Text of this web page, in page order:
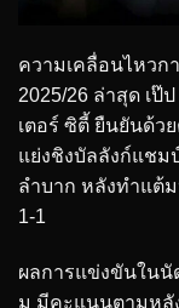
ความเคลื่อนไหวก
2025/26 ล่าสุด เป๊
เตอร์ ซิตี้ ยืนยันด้วย
แย่งชิงบัลลังก์แชม
ลำบาก หลังทำแต้
1-1
ผลการแข่งขันในนั
ม มีคะแนนตามหลั